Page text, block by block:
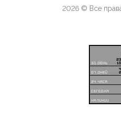
08:05, 09 Апреля 2026
А пока армия нашей
продолжает сражаться с
В понедельник Совет
2026 © Все